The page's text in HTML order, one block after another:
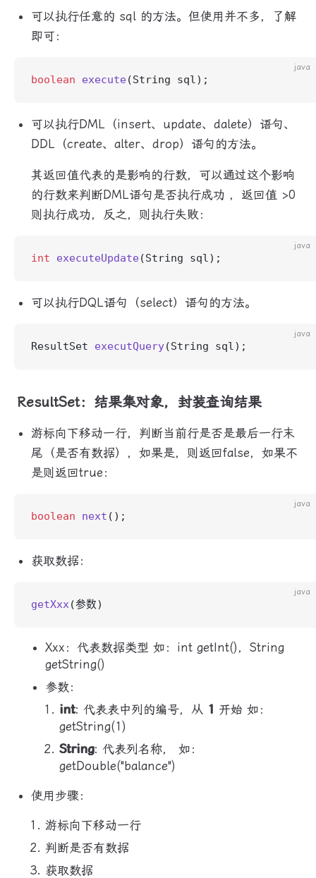
可以执行任意的 sql 的方法。但使用并不多，了解
即可：
java
boolean execute(String sql);
可以执行DML（insert、update、dalete）语句、
DDL（create、alter、drop）语句的方法。
其返回值代表的是影响的行数，可以通过这个影响
的行数来判断DML语句是否执行成功 ，返回值 >0
则执行成功，反之，则执行失败：
java
int executeUpdate(String sql);
可以执行DQL语句（select）语句的方法。
java
ResultSet executQuery(String sql);
ResultSet：结果集对象，封装查询结果
游标向下移动一行，判断当前行是否是最后一行末
尾（是否有数据），如果是，则返回false，如果不
是则返回true：
java
boolean next ();
获取数据：
java
getXxx(参数)
Xxx：代表数据类型 如：int getInt()，String
getString()
参数：
int: 代表表中列的编号，从 1 开始 如：
getString(1)
String: 代表列名称， 如：
getDouble("balance")
使用步骤：
游标向下移动一行
判断是否有数据
获取数据